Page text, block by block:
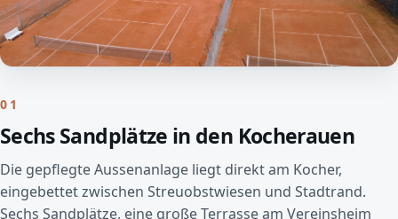
01
Sechs Sandplätze in den Kocherauen
Die gepflegte Aussenanlage liegt direkt am Kocher,
eingebettet zwischen Streuobstwiesen und Stadtrand.
Sechs Sandplätze, eine große Terrasse am Vereinsheim